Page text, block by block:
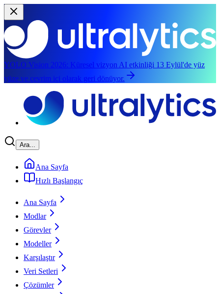
YOLO Vision 2026: Küresel vizyon AI etkinliği 13 Eylül'de yüz
yüze ve çevrim içi olarak geri dönüyor.
Ara...
Ana Sayfa
Hızlı Başlangıç
Ana Sayfa
Modlar
Görevler
Modeller
Karşılaştır
Veri Setleri
Çözümler